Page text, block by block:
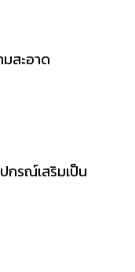
สะอาด
กรณ์เสริมเป็น